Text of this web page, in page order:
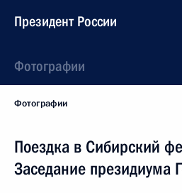
Президент России
Фотографии
Фотографии
Поездка в Сибирский
Заседание президиума